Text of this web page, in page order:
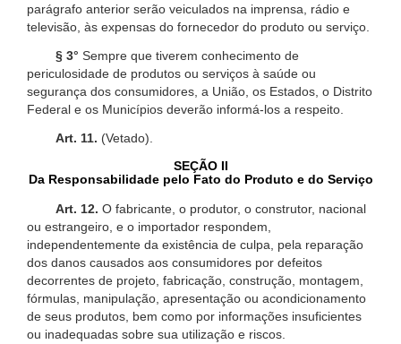
parágrafo anterior serão veiculados na imprensa, rádio e
televisão, às expensas do fornecedor do produto ou serviço.
§ 3° Sempre que tiverem conhecimento de
periculosidade de produtos ou serviços à saúde ou
segurança dos consumidores, a União, os Estados, o Distrito
Federal e os Municípios deverão informá-los a respeito.
Art. 11. (Vetado).
SEÇÃO II
Da Responsabilidade pelo Fato do Produto e do Serviço
Art. 12. O fabricante, o produtor, o construtor, nacional
ou estrangeiro, e o importador respondem,
independentemente da existência de culpa, pela reparação
dos danos causados aos consumidores por defeitos
decorrentes de projeto, fabricação, construção, montagem,
fórmulas, manipulação, apresentação ou acondicionamento
de seus produtos, bem como por informações insuficientes
ou inadequadas sobre sua utilização e riscos.